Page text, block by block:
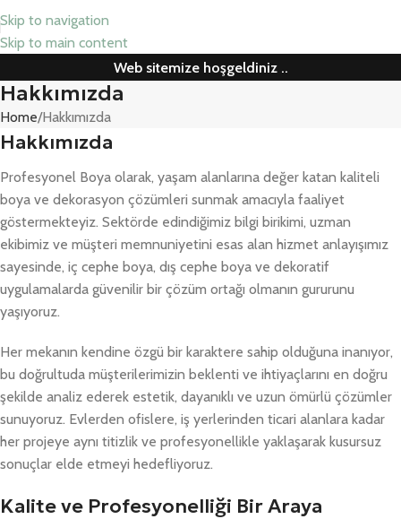
Skip to navigation
Skip to main content
Web sitemize hoşgeldiniz ..
Hakkımızda
Home Hakkımızda
Hakkımızda
Profesyonel Boya olarak, yaşam alanlarına değer katan kaliteli
boya ve dekorasyon çözümleri sunmak amacıyla faaliyet
göstermekteyiz. Sektörde edindiğimiz bilgi birikimi, uzman
ekibimiz ve müşteri memnuniyetini esas alan hizmet anlayışımız
sayesinde, iç cephe boya, dış cephe boya ve dekoratif
uygulamalarda güvenilir bir çözüm ortağı olmanın gururunu
yaşıyoruz.
Her mekanın kendine özgü bir karaktere sahip olduğuna inanıyor,
bu doğrultuda müşterilerimizin beklenti ve ihtiyaçlarını en doğru
şekilde analiz ederek estetik, dayanıklı ve uzun ömürlü çözümler
sunuyoruz. Evlerden ofislere, iş yerlerinden ticari alanlara kadar
her projeye aynı titizlik ve profesyonellikle yaklaşarak kusursuz
sonuçlar elde etmeyi hedefliyoruz.
Kalite ve Profesyonelliği Bir Araya